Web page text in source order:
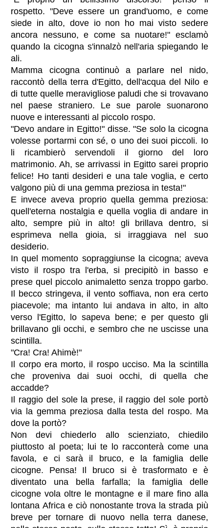
rospetto. "Deve essere un grand'uomo, e come
siede in alto, dove io non ho mai visto sedere
ancora nessuno, e come sa nuotare!" esclamò
quando la cicogna s'innalzò nell'aria spiegando le
ali.
Mamma cicogna continuò a parlare nel nido,
raccontò della terra d'Egitto, dell'acqua del Nilo e
di tutte quelle meravigliose paludi che si trovavano
nel paese straniero. Le sue parole suonarono
nuove e interessanti al piccolo rospo.
"Devo andare in Egitto!" disse. "Se solo la cicogna
volesse portarmi con sé, o uno dei suoi piccoli. Io
li ricambierò servendoli il giorno del loro
matrimonio. Ah, se arrivassi in Egitto sarei proprio
felice! Ho tanti desideri e una tale voglia, e certo
valgono più di una gemma preziosa in testa!"
E invece aveva proprio quella gemma preziosa:
quell'eterna nostalgia e quella voglia di andare in
alto, sempre più in alto! gli brillava dentro, si
esprimeva nella gioia, si irraggiava nel suo
desiderio.
In quel momento sopraggiunse la cicogna; aveva
visto il rospo tra l'erba, si precipitò in basso e
prese quel piccolo animaletto senza troppo garbo.
Il becco stringeva, il vento soffiava, non era certo
piacevole; ma intanto lui andava in alto, in alto
verso l'Egitto, lo sapeva bene; e per questo gli
brillavano gli occhi, e sembro che ne uscisse una
scintilla.
"Cra! Cra! Ahimè!"
Il corpo era morto, il rospo ucciso. Ma la scintilla
che proveniva dai suoi occhi, di quella che
accadde?
Il raggio del sole la prese, il raggio del sole portò
via la gemma preziosa dalla testa del rospo. Ma
dove la portò?
Non devi chiederlo allo scienziato, chiedilo
piuttosto al poeta; lui te lo racconterà come una
favola, e ci sarà il bruco, e la famiglia delle
cicogne. Pensa! Il bruco si è trasformato e è
diventato una bella farfalla; la famiglia delle
cicogne vola oltre le montagne e il mare fino alla
lontana Africa e ciò nonostante trova la strada più
breve per tornare di nuovo nella terra danese,